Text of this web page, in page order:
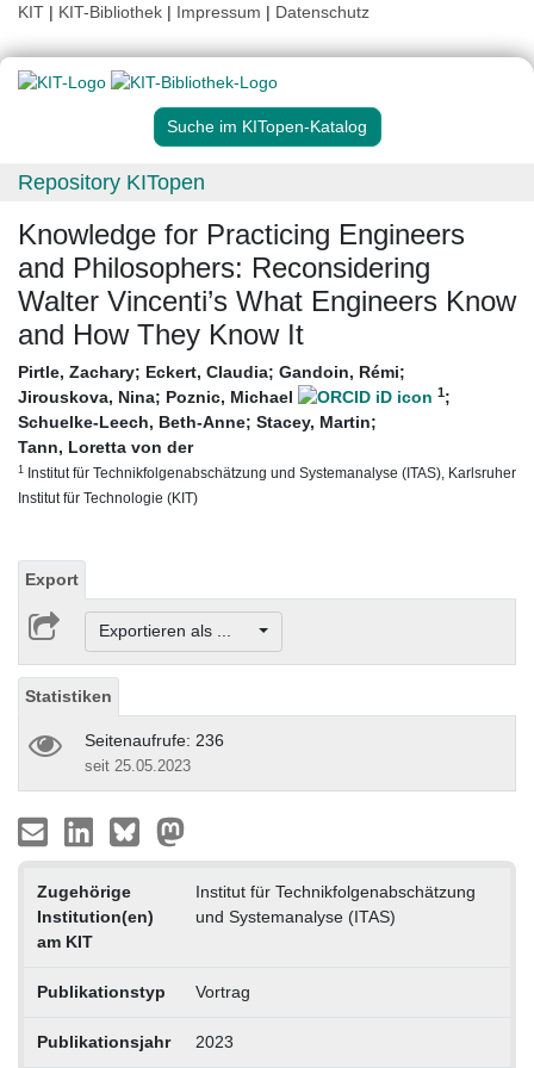
KIT | KIT-Bibliothek | Impressum | Datenschutz
Suche im KITopen-Katalog
Repository KITopen
Knowledge for Practicing Engineers
and Philosophers: Reconsidering
Walter Vincenti’s What Engineers Know
and How They Know It
Pirtle, Zachary; Eckert, Claudia; Gandoin, Rémi;
Jirouskova, Nina; Poznic, Michael 1;
Schuelke-Leech, Beth-Anne; Stacey, Martin;
Tann, Loretta von der
1 Institut für Technikfolgenabschätzung und Systemanalyse (ITAS), Karlsruher
Institut für Technologie (KIT)
Export
Exportieren als ...
Statistiken
Seitenaufrufe: 236
seit 25.05.2023
Zugehörige
Institution(en)
am KIT
Institut für Technikfolgenabschätzung
und Systemanalyse (ITAS)
Publikationstyp Vortrag
Publikationsjahr 2023